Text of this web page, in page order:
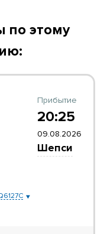
по этому
Прибытие
20:25
09.08.2026
Шепси